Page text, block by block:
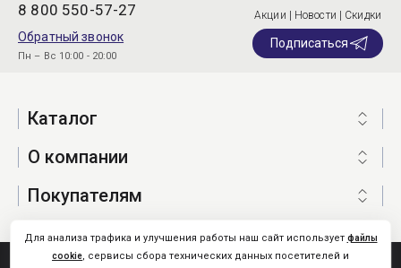
8 800 550-57-27
Обратный звонок
Пн – Вс 10:00 - 20:00
Акции | Новости | Скидки
Подписаться
Каталог
О компании
Покупателям
Nistone.Ru © 2026
Для анализа трафика и улучшения работы наш сайт использует файлы
cookie, сервисы сбора технических данных посетителей и